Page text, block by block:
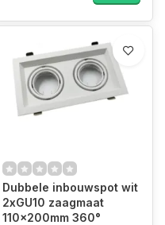
Dubbele inbouwspot wit
2xGU10 zaagmaat
110x200mm 360°